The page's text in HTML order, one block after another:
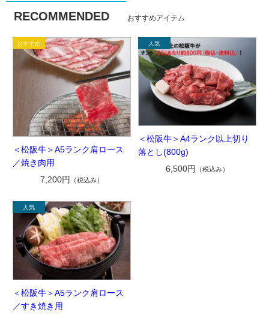
RECOMMENDED おすすめアイテム
＜松阪牛＞A5ランク肩ロース
／焼き肉用
7,200円
（税込み）
＜松阪牛＞A4ランク以上切り
落とし(800g)
6,500円
（税込み）
＜松阪牛＞A5ランク肩ロース
／すき焼き用